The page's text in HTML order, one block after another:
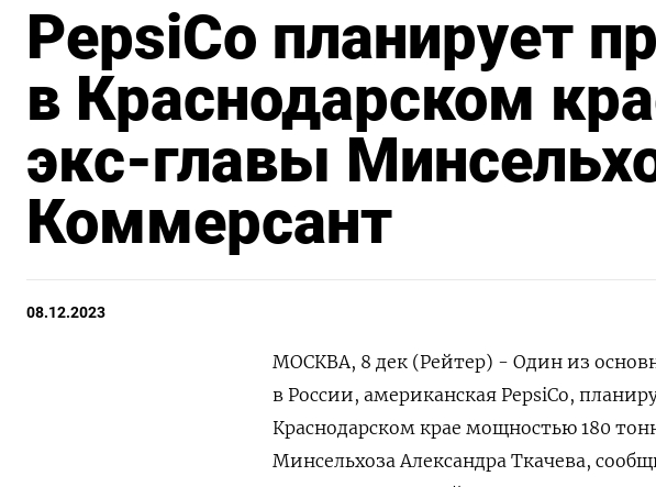
PepsiCo планирует
в Краснодарском
экс-главы
Коммерсант
08.12.2023
МОСКВА, 8 дек (Рейтер) - Один из
в России, американская PepsiCo,
Краснодарском крае мощностью 180
Минсельхоза Александра Ткачева,